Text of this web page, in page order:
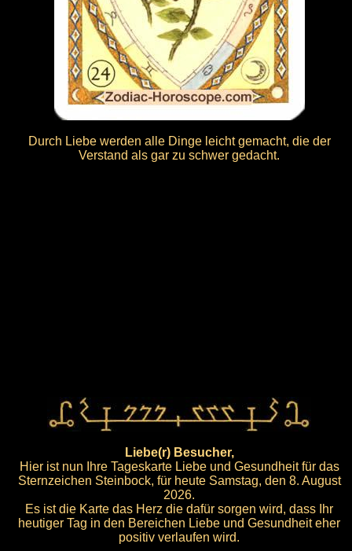
Durch Liebe werden alle Dinge leicht gemacht, die der
Verstand als gar zu schwer gedacht.
Liebe(r) Besucher,
Hier ist nun Ihre Tageskarte Liebe und Gesundheit für das
Sternzeichen Steinbock, für heute Samstag, den 8. August
2026.
Es ist die Karte das Herz die dafür sorgen wird, dass Ihr
heutiger Tag in den Bereichen Liebe und Gesundheit eher
positiv verlaufen wird.